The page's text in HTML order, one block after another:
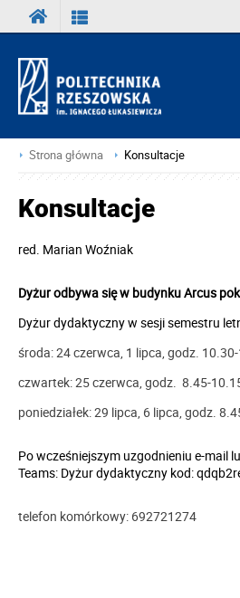
Strona główna Konsultacje
Konsultacje
red. Marian Woźniak
Dyżur odbywa się w budynku Arcus
Dyżur dydaktyczny w sesji semestru
środa: 24 czerwca, 1 lipca, godz.
czwartek: 25 czerwca, godz. 8.45-
poniedziałek: 29 lipca, 6 lipca, godz.
Po wcześniejszym uzgodnieniu e-mail
Teams: Dyżur dydaktyczny kod:
telefon komórkowy: 692721274